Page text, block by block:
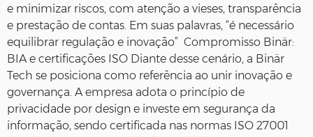
e minimizar riscos, com atenção a vieses, transparência
e prestação de contas. Em suas palavras, “é necessário
equilibrar regulação e inovação” Compromisso Binär:
BIA e certificações ISO Diante desse cenário, a Binär
Tech se posiciona como referência ao unir inovação e
governança. A empresa adota o princípio de
privacidade por design e investe em segurança da
informação, sendo certificada nas normas ISO 27001